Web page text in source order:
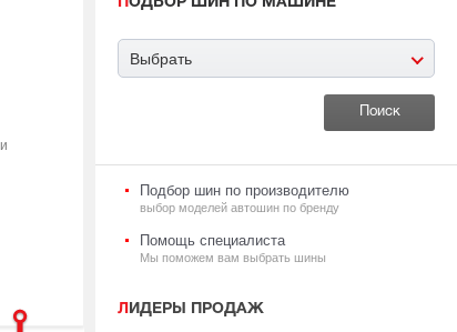
Выбрать
Подбор шин по производителю
выбор моделей автошин по бренду
Помощь специалиста
Мы поможем вам выбрать шины
ЛИДЕРЫ ПРОДАЖ